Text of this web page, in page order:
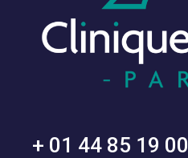
+ 01 44 85 19 00